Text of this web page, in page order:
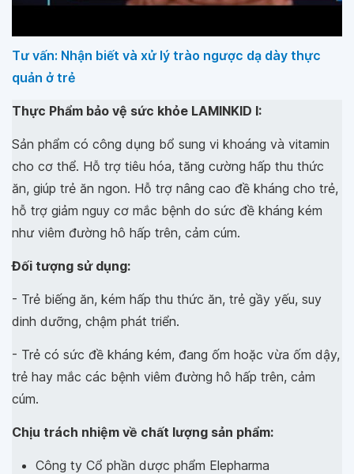
Tư vấn: Nhận biết và xử lý trào ngược dạ dày thực
quản ở trẻ
Thực Phẩm bảo vệ sức khỏe LAMINKID I:
Sản phẩm có công dụng bổ sung vi khoáng và vitamin
cho cơ thể. Hỗ trợ tiêu hóa, tăng cường hấp thu thức
ăn, giúp trẻ ăn ngon. Hỗ trợ nâng cao đề kháng cho trẻ,
hỗ trợ giảm nguy cơ mắc bệnh do sức đề kháng kém
như viêm đường hô hấp trên, cảm cúm.
Đối tượng sử dụng:
- Trẻ biếng ăn, kém hấp thu thức ăn, trẻ gầy yếu, suy
dinh dưỡng, chậm phát triển.
- Trẻ có sức đề kháng kém, đang ốm hoặc vừa ốm dậy,
trẻ hay mắc các bệnh viêm đường hô hấp trên, cảm
cúm.
Chịu trách nhiệm về chất lượng sản phẩm:
Công ty Cổ phần dược phẩm Elepharma